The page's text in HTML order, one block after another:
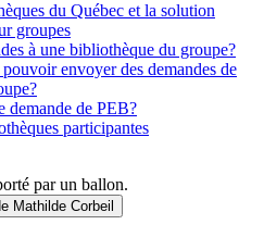
du Québec et la solution
groupes
à une bibliothèque du groupe?
envoyer des demandes de
demande de PEB?
participantes
Mathilde Corbeil